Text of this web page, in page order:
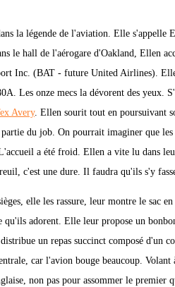
la légende de l'aviation. Elle
le hall de l'aérogare d'Oakland, Ellen
Inc. (BAT - future United Airlines).
Les onze mecs la dévorent des yeux.
Avery. Ellen sourit tout en poursuivant
du job. On pourrait imaginer que
a été froid. Ellen a vite lu dans
c'est une dure. Il faudra qu'ils s'y
elle les rassure, leur montre le sac
qu'ils adorent. Elle leur propose un
un repas succinct composé d'un
car l'avion bouge beaucoup.
non pas pour assommer le